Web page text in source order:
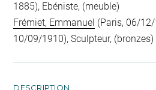
1885), Ebéniste, (meuble)
Frémiet, Emmanuel (Paris, 06/
10/09/1910), Sculpteur, (bronzes)
DESCRIPTION